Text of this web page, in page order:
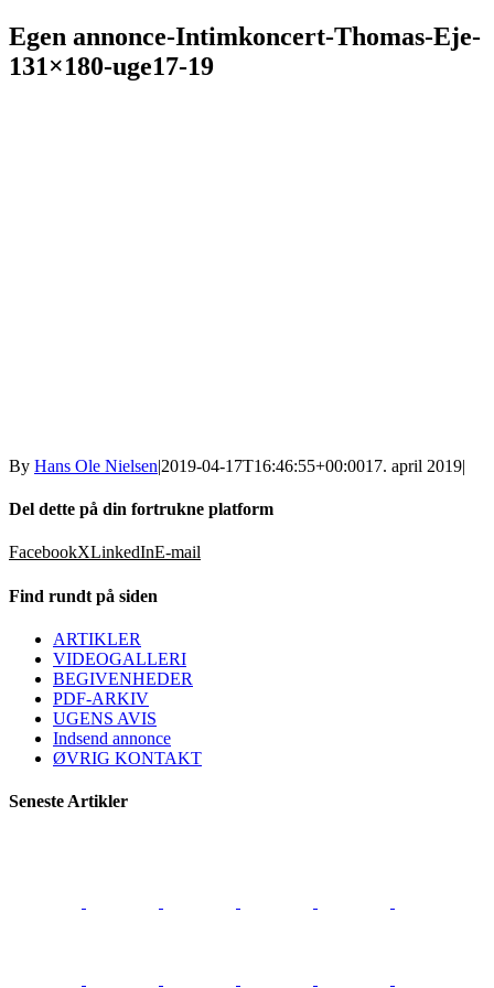
Egen annonce-Intimkoncert-Thomas-Eje-
131×180-uge17-19
By Hans Ole Nielsen|2019-04-17T16:46:55+00:0017. april 2019|
Del dette på din fortrukne platform
FacebookXLinkedInE-mail
Find rundt på siden
ARTIKLER
VIDEOGALLERI
BEGIVENHEDER
PDF-ARKIV
UGENS AVIS
Indsend annonce
ØVRIG KONTAKT
Seneste Artikler